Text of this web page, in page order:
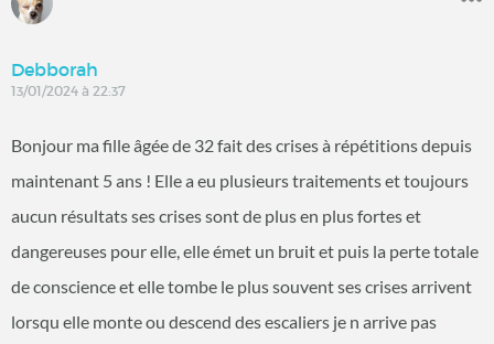
Debborah
13/01/2024 à 22:37
Bonjour ma fille âgée de 32 fait des crises à répétitions depuis
maintenant 5 ans ! Elle a eu plusieurs traitements et toujours
aucun résultats ses crises sont de plus en plus fortes et
dangereuses pour elle, elle émet un bruit et puis la perte totale
de conscience et elle tombe le plus souvent ses crises arrivent
lorsqu elle monte ou descend des escaliers je n arrive pas